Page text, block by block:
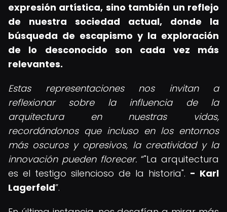
expresión artística, sino también un reflejo
de nuestra sociedad actual, donde la
búsqueda de escapismo y la exploración
de lo desconocido son cada vez más
relevantes.
Estas representaciones nos invitan a
reflexionar sobre la influencia de la
arquitectura en nuestras vidas,
recordándonos que incluso en los entornos
más oscuros y opresivos, la creatividad y la
innovación pueden florecer. "La arquitectura
es el testigo silencioso de la historia". - Karl
Lagerfeld .